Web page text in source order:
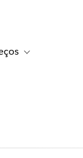
for Recursos
Toggle sub-